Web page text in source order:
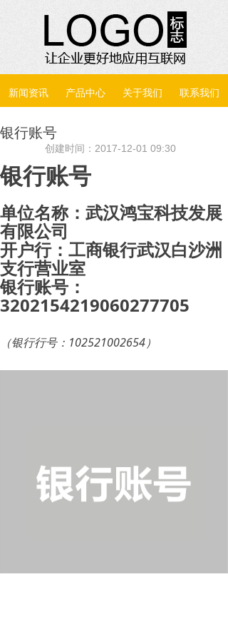
新闻资讯 产品中心 关于我们 联系我们
银行账号
创建时间： 2017-12-01 09:30
银行账号
单位名称：武汉鸿宝科技发展
有限公司
开户行：工商银行武汉白沙洲
支行营业室
银行账号：
3202154219060277705
（银行行号：102521002654）